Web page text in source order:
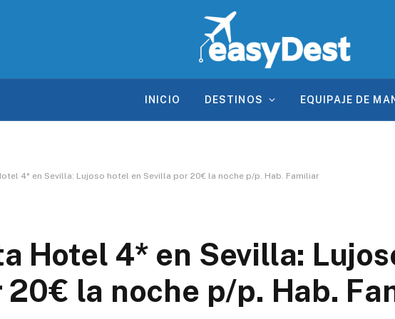
INICIO DESTINOS EQUIPAJE DE
4* en Sevilla: Lujoso hotel en Sevilla por 20€ la noche p/p. Hab. Familiar
Hotel 4* en Sevilla:
20€ la noche p/p. Hab.